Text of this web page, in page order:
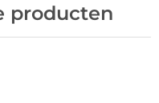
producten